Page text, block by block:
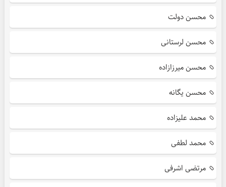
محسن دولت
محسن لرستانی
محسن میرزازاده
محسن یگانه
محمد علیزاده
محمد لطفی
مرتضی اشرفی